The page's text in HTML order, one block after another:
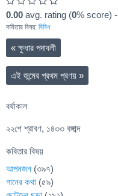
0.00 avg. rating (0% score) -
কবিতার বিষয়: বিবিধ
«ক্ষুধার পদাবলী
এই জন্মের প্রথম প্রণয় »
বর্ষাকাল
২২শে শ্রাবণ, ১৪৩৩ বঙ্গাব্দ
কবিতার বিষয়
আপনজন (৩৯৭)
গানের কথা (৫৯)